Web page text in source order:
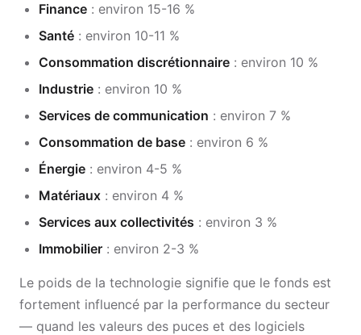
Finance : environ 15-16 %
Santé : environ 10-11 %
Consommation discrétionnaire : environ 10 %
Industrie : environ 10 %
Services de communication : environ 7 %
Consommation de base : environ 6 %
Énergie : environ 4-5 %
Matériaux : environ 4 %
Services aux collectivités : environ 3 %
Immobilier : environ 2-3 %
Le poids de la technologie signifie que le fonds est
fortement influencé par la performance du secteur
— quand les valeurs des puces et des logiciels